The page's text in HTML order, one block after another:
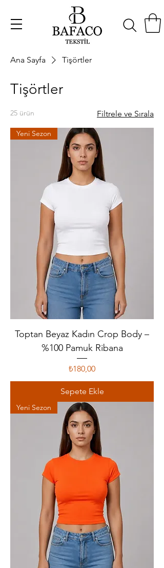
Ana Sayfa Tişörtler
Tişörtler
25 ürün Filtrele ve Sırala
Yeni Sezon
Toptan Beyaz Kadın Crop Body –
%100 Pamuk Ribana
Fiyat
₺180,00
Sepete Ekle
Yeni Sezon